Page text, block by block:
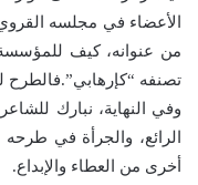
الأعضاء في مجلسه
من عنوانه، كيف
تصنفه “كإرهابي”.فالطرح
وفي النهاية، نبارك
الرائع، والجرأة في
أخرى من العطاء والإبداع.